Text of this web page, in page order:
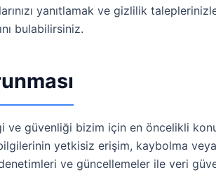
yanıtlamak ve gizlilik
bulabilirsiniz.
ve güvenliği bizim için en öncelikli
yetkisiz erişim, kaybolma
ve güncellemeler ile veri